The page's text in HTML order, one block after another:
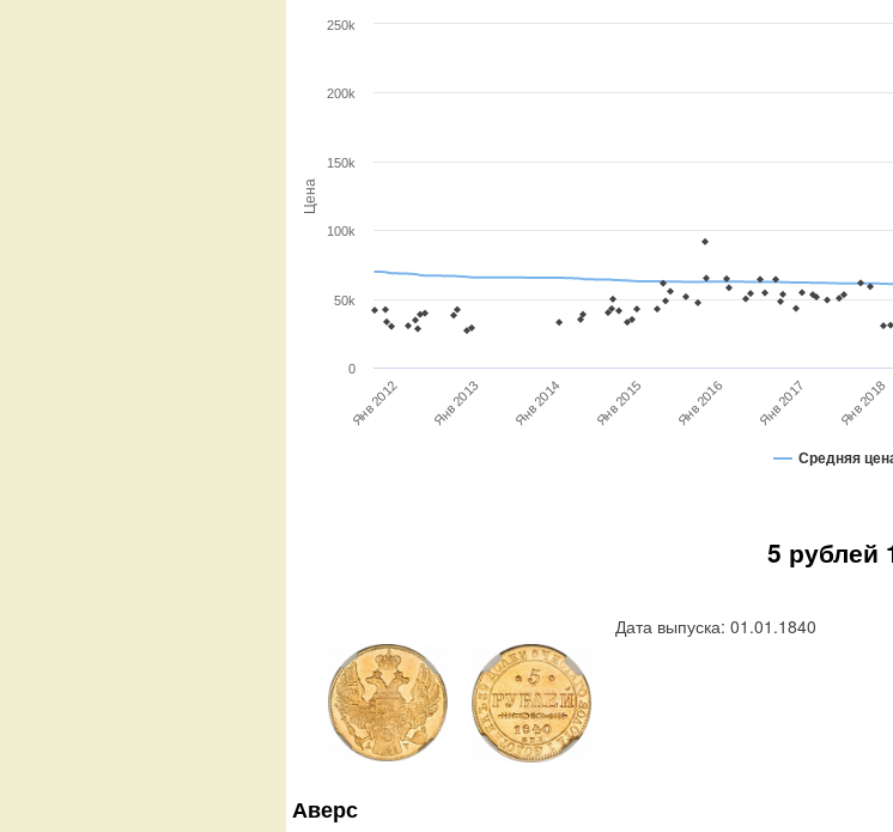
Цена
Средняя
Янв 2012 Янв 2013 Янв 2014 Янв 2015 Янв 2016 Янв 2017 Янв 2018
0
50k
100k
150k
200k
250k
5 рублей
Дата выпуска: 01.01.1840
Аверс